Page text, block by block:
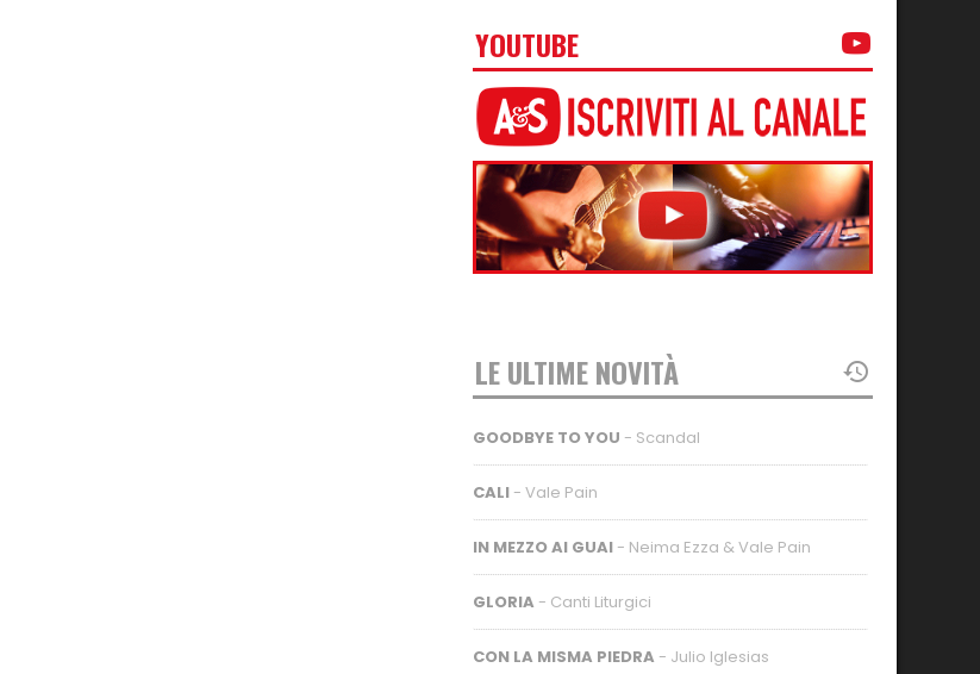
YOUTUBE
LE ULTIME NOVITÀ
GOODBYE TO YOU - Scandal
CALI - Vale Pain
IN MEZZO AI GUAI - Neima Ezza & Vale Pain
GLORIA - Canti Liturgici
CON LA MISMA PIEDRA - Julio Iglesias